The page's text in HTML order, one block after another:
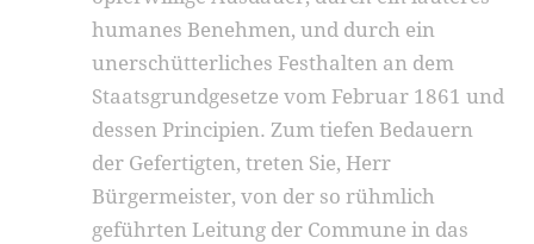
humanes Benehmen, und durch ein
unerschütterliches Festhalten an dem
Staatsgrundgesetze vom Februar 1861 und
dessen Principien. Zum tiefen Bedauern
der Gefertigten, treten Sie, Herr
Bürgermeister, von der so rühmlich
geführten Leitung der Commune in das